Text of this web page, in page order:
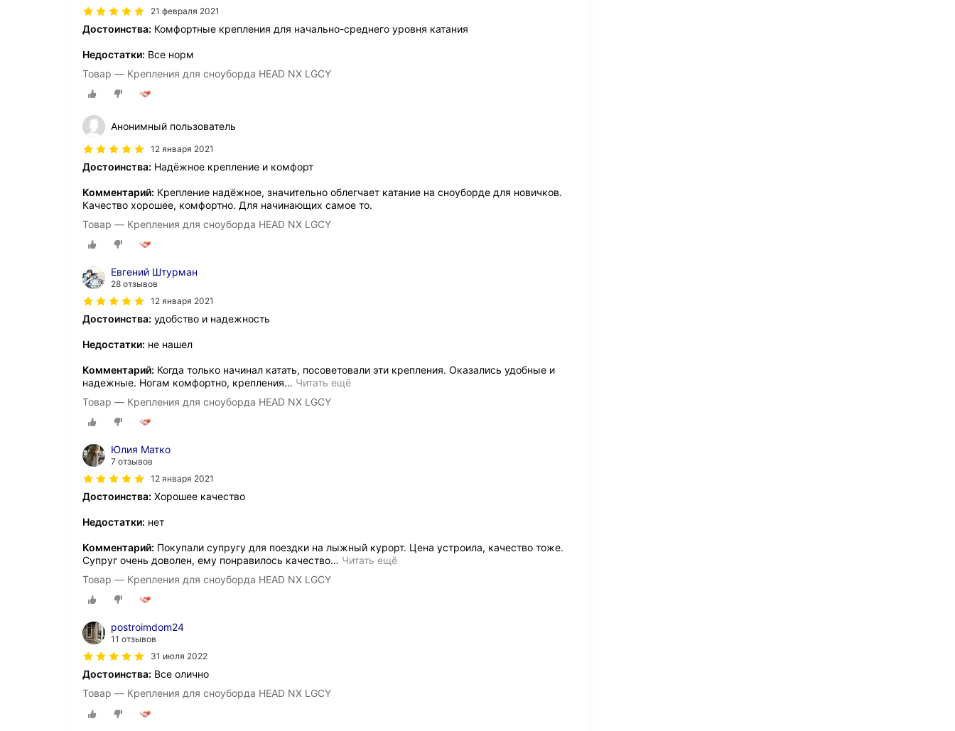
21 февраля 2021
Достоинства: Комфортные крепления для начально-среднего уровня катания
Недостатки: Все норм
Товар — Крепления для сноуборда HEAD NX LGCY
Анонимный пользователь
12 января 2021
Достоинства: Надёжное крепление и комфорт
Комментарий: Крепление надёжное, значительно облегчает катание на сноуборде для новичков.
Качество хорошее, комфортно. Для начинающих самое то.
Товар — Крепления для сноуборда HEAD NX LGCY
Евгений Штурман
28 отзывов
12 января 2021
Достоинства: удобство и надежность
Недостатки: не нашел
Комментарий: Когда только начинал катать, посоветовали эти крепления. Оказались удобные и
надежные. Ногам комфортно, крепления… Читать ещё
Товар — Крепления для сноуборда HEAD NX LGCY
Юлия Матко
7 отзывов
12 января 2021
Достоинства: Хорошее качество
Недостатки: нет
Комментарий: Покупали супругу для поездки на лыжный курорт. Цена устроила, качество тоже.
Супруг очень доволен, ему понравилось качество… Читать ещё
Товар — Крепления для сноуборда HEAD NX LGCY
postroimdom24
11 отзывов
31 июля 2022
Достоинства: Все олично
Товар — Крепления для сноуборда HEAD NX LGCY